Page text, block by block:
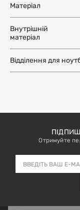
Матеріал
Внутрішній
матеріал
Відділення для
Отримуйте